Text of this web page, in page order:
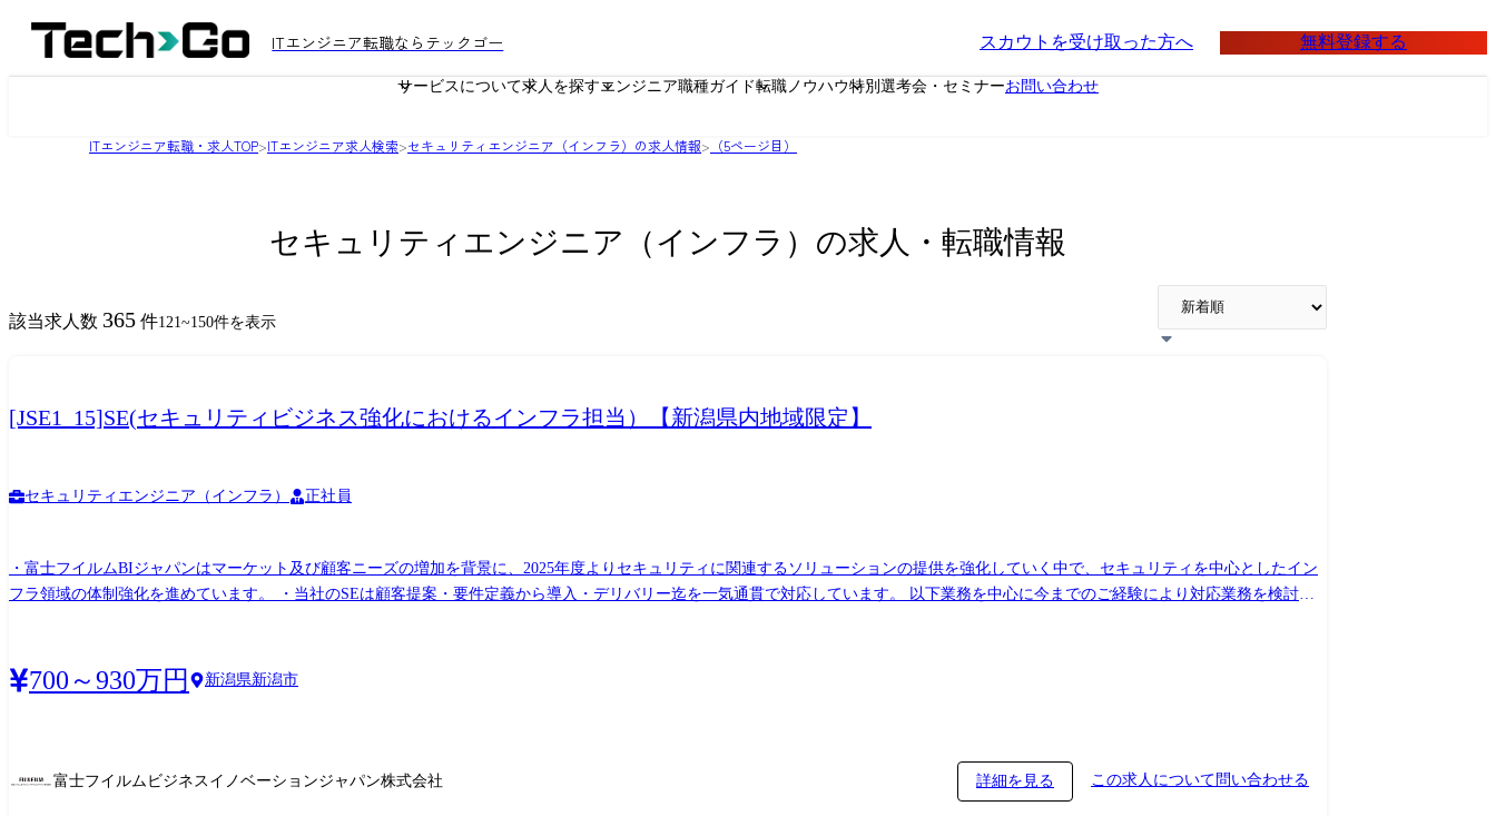
ITエンジニア転職ならテックゴー スカウトを受け取った方へ 無料登録する
サービスについて求人を探すエンジニア職種ガイド転職ノウハウ特別選考会・セミナーお問い合わせ
ITエンジニア転職・求人TOP>ITエンジニア求人検索>セキュリティエンジニア（インフラ）の求人情報> （5ページ目）
セキュリティエンジニア（インフラ）の求人・転職情報
該当求人数 365 件121~150件を表示
[JSE1_15]SE(セキュリティビジネス強化におけるインフラ担当）【新潟県内地域限定】
セキュリティエンジニア（インフラ） 正社員
・富士フイルムBIジャパンはマーケット及び顧客ニーズの増加を背景に、2025年度よりセキュリティに関連するソリューションの提供を強化していく中で、セキュリティを中心としたイン
フラ領域の体制強化を進めています。 ・当社のSEは顧客提案・要件定義から導入・デリバリー迄を一気通貫で対応しています。 以下業務を中心に今までのご経験により対応業務を検討致
キュリティを中心としたインフラ領域の上流工程からのアプローチ (セキュリティアセスメントやゼロトラストセキュリティのロードマップ策定・推進他) ※当社の顧客向けIT基盤領域を中
心に対応いただきます。
700～930万円 新潟県新潟市
富士フイルムビジネスイノベーションジャパン株式会社 詳細を見る この求人について問い合わせる